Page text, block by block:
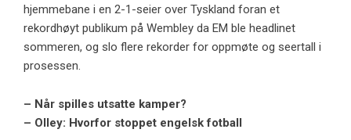
hjemmebane i en 2-1-seier over Tyskland foran et
rekordhøyt publikum på Wembley da EM ble headlinet
sommeren, og slo flere rekorder for oppmøte og seertall i
prosessen.
– Når spilles utsatte kamper?
– Olley: Hvorfor stoppet engelsk fotball